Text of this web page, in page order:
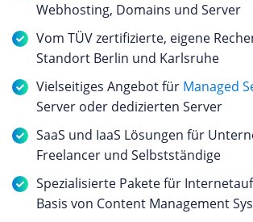
Webhosting, Domains und Server
Vom TÜV zertifizierte, eigene
Standort Berlin und Karlsruhe
Vielseitiges Angebot für Managed
Server oder dedizierten Server
SaaS und IaaS Lösungen für
Freelancer und Selbstständige
Spezialisierte Pakete für
Basis von Content Management